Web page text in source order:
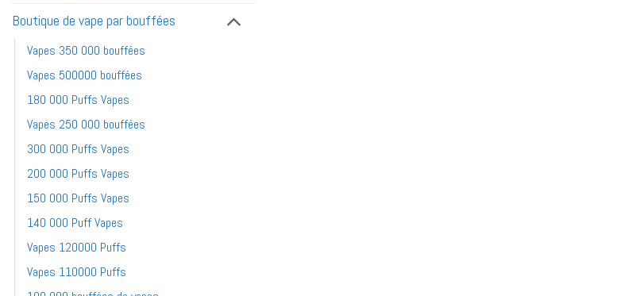
Boutique de vape par bouffées
Vapes 350 000 bouffées
Vapes 500000 bouffées
180 000 Puffs Vapes
Vapes 250 000 bouffées
300 000 Puffs Vapes
200 000 Puffs Vapes
150 000 Puffs Vapes
140 000 Puff Vapes
Vapes 120000 Puffs
Vapes 110000 Puffs